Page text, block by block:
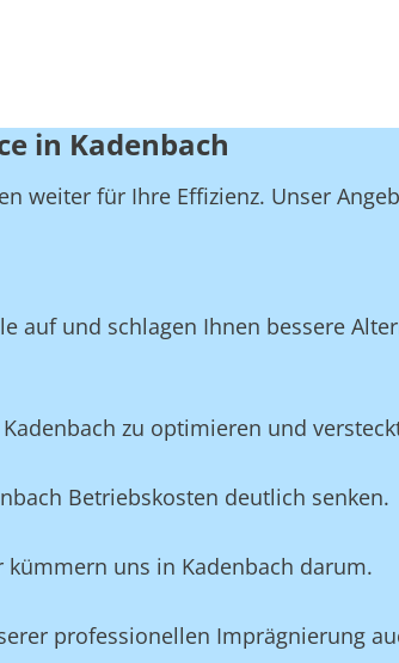
in Kadenbach
weiter für Ihre Effizienz. Unser
auf und schlagen Ihnen bessere
zu optimieren und
Betriebskosten deutlich senken.
kümmern uns in Kadenbach darum.
professionellen Imprägnierung